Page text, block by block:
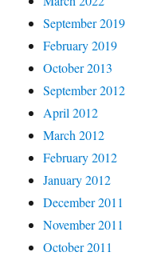
September 2019
February 2019
October 2013
September 2012
April 2012
March 2012
February 2012
January 2012
December 2011
November 2011
October 2011